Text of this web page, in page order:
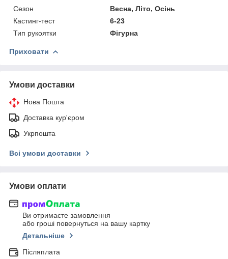
Сезон
Весна, Літо, Осінь
Кастинг-тест
6-23
Тип рукоятки
Фігурна
Приховати
Умови доставки
Нова Пошта
Доставка кур'єром
Укрпошта
Всі умови доставки
Умови оплати
Ви отримаєте замовлення
або гроші повернуться на вашу картку
Детальніше
Післяплата